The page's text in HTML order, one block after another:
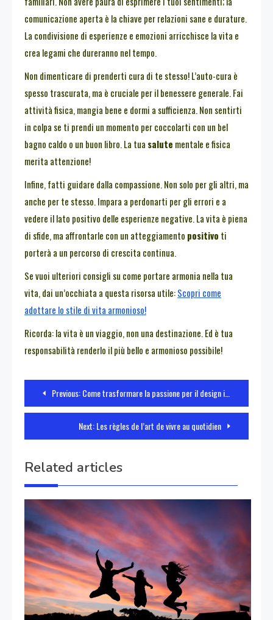
comunicazione aperta è la chiave per relazioni sane e durature.
La condivisione di esperienze e emozioni arricchisce la vita e
crea legami che dureranno nel tempo.
Non dimenticare di prenderti cura di te stesso! L’auto-cura è
spesso trascurata, ma è cruciale per il benessere generale. Fai
attività fisica, mangia bene e dormi a sufficienza. Non sentirti
in colpa se ti prendi un momento per coccolarti con un bel
bagno caldo o un buon libro. La tua salute mentale e fisica
merita attenzione!
Infine, fatti guidare dalla compassione. Non solo per gli altri, ma
anche per te stesso. Impara a perdonarti per gli errori e a
vedere il lato positivo delle esperienze negative. La vita è piena
di sfide, ma affrontarle con un atteggiamento positivo ti
porterà a un percorso di crescita continua.
Se vuoi ulteriori consigli su come portare armonia nella tua
vita, dai un’occhiata a questa risorsa utile:Scopri come
adottare lo stile di vita armonioso!
Ricorda: la vita è un viaggio, non una destinazione. Ed è tua
responsabilità renderlo il più bello e armonioso possibile!
Navigazione
articoli
Previous:Come trasformare la passione per il design in una carriera di successo
Next:Les règles de l’art de vivre au quotidien
Related articles